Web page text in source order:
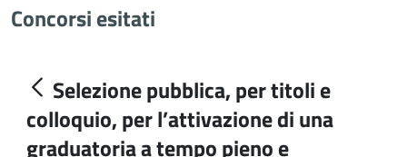
Concorsi esitati
Selezione pubblica, per titoli e
colloquio, per l’attivazione di una
graduatoria a tempo pieno e